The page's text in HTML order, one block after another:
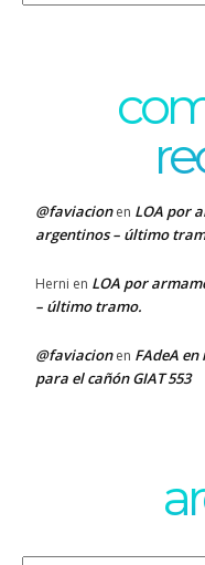
@faviacionen LOA por
argentinos – último
Herni en LOA por
– último tramo.
@faviacionen FAdeA
para el cañón GIAT 553
Archivos